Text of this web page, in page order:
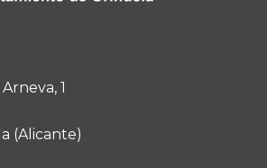
1
(Alicante)